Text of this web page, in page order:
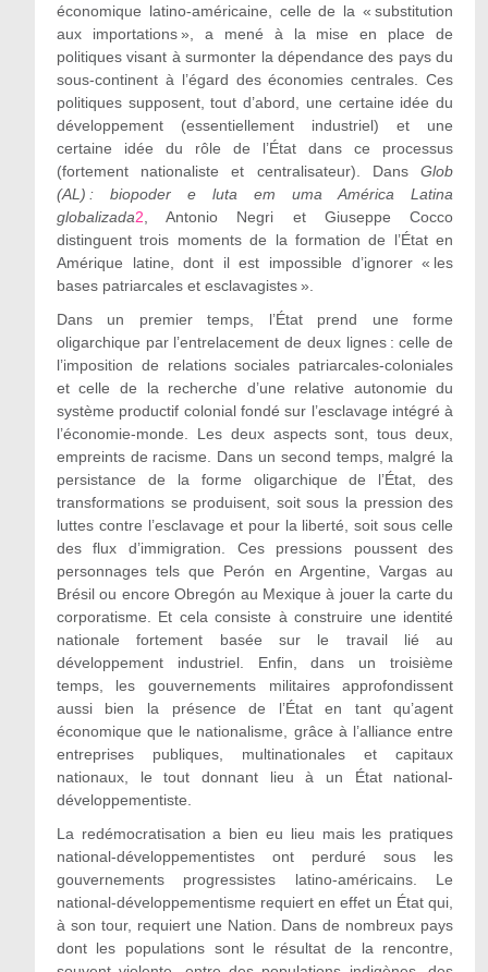
économique latino-américaine, celle de la « substitution
aux importations », a mené à la mise en place de
politiques visant à surmonter la dépendance des pays du
sous-continent à l’égard des économies centrales. Ces
politiques supposent, tout d’abord, une certaine idée du
développement (essentiellement industriel) et une
certaine idée du rôle de l’État dans ce processus
(fortement nationaliste et centralisateur). DansGlob
(AL) : biopoder e luta em uma América Latina
globalizada2 , Antonio Negri et Giuseppe Cocco
distinguent trois moments de la formation de l’État en
Amérique latine, dont il est impossible d’ignorer « les
bases patriarcales et esclavagistes ».
Dans un premier temps, l’État prend une forme
oligarchique par l’entrelacement de deux lignes : celle de
l’imposition de relations sociales patriarcales-coloniales
et celle de la recherche d’une relative autonomie du
système productif colonial fondé sur l’esclavage intégré à
l’économie-monde. Les deux aspects sont, tous deux,
empreints de racisme. Dans un second temps, malgré la
persistance de la forme oligarchique de l’État, des
transformations se produisent, soit sous la pression des
luttes contre l’esclavage et pour la liberté, soit sous celle
des flux d’immigration. Ces pressions poussent des
personnages tels que Perón en Argentine, Vargas au
Brésil ou encore Obregón au Mexique à jouer la carte du
corporatisme. Et cela consiste à construire une identité
nationale fortement basée sur le travail lié au
développement industriel. Enfin, dans un troisième
temps, les gouvernements militaires approfondissent
aussi bien la présence de l’État en tant qu’agent
économique que le nationalisme, grâce à l’alliance entre
entreprises publiques, multinationales et capitaux
nationaux, le tout donnant lieu à un État national-
développementiste.
La redémocratisation a bien eu lieu mais les pratiques
national-développementistes ont perduré sous les
gouvernements progressistes latino-américains. Le
national-développementisme requiert en effet un État qui,
à son tour, requiert une Nation. Dans de nombreux pays
dont les populations sont le résultat de la rencontre,